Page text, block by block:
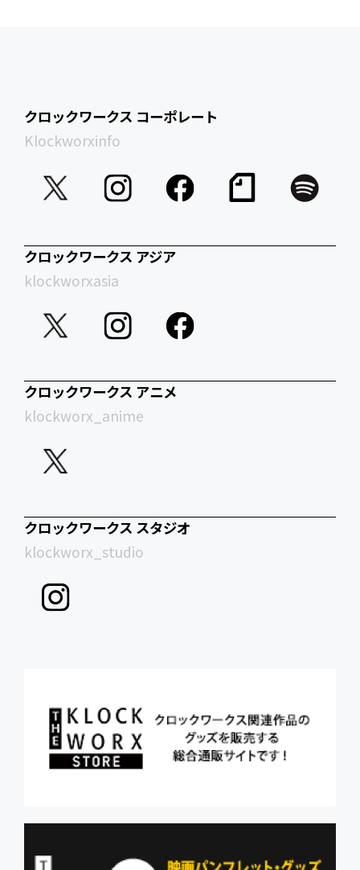
クロックワークス コーポレート
Klockworxinfo
クロックワークス アジア
klockworxasia
クロックワークス アニメ
klockworx_anime
クロックワークス スタジオ
klockworx_studio